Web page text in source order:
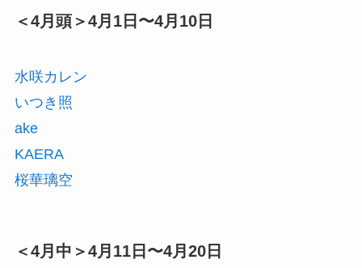
＜4月頭＞4月1日〜4月10日
水咲カレン
いつき照
ake
KAERA
桜華璃空
＜4月中＞4月11日〜4月20日